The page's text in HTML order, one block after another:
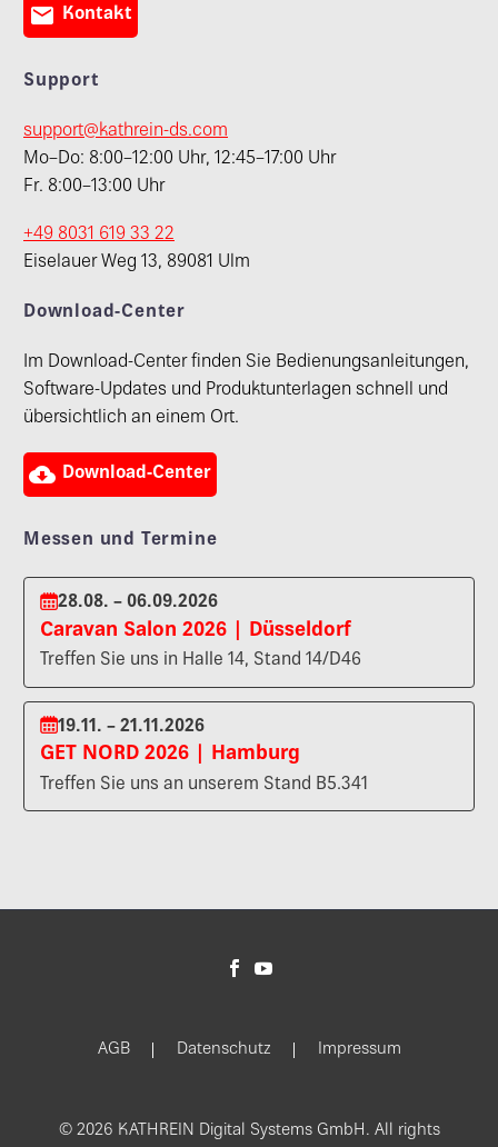
 Kontakt
Support
support@kathrein-ds.com
Mo–Do: 8:00–12:00 Uhr, 12:45–17:00 Uhr
Fr. 8:00–13:00 Uhr
+49 8031 619 33 22
Eiselauer Weg 13, 89081 Ulm
Download-Center
Im Download-Center finden Sie Bedienungsanleitungen,
Software-Updates und Produktunterlagen schnell und
übersichtlich an einem Ort.
 Download-Center
Messen und Termine
28.08. – 06.09.2026
Caravan Salon 2026 | Düsseldorf
Treffen Sie uns in Halle 14, Stand 14/D46
19.11. – 21.11.2026
GET NORD 2026 | Hamburg
Treffen Sie uns an unserem Stand B5.341
AGB Datenschutz Impressum
© 2026 KATHREIN Digital Systems GmbH. All rights